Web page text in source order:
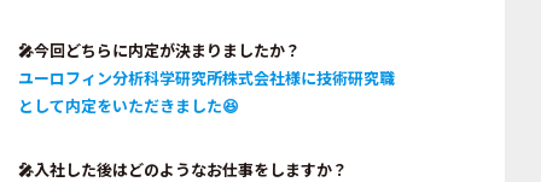
🎤今回どちらに内定が決まりましたか？
ユーロフィン分析科学研究所株式会社様に技術研究職
として内定をいただきました😆
🎤入社した後はどのようなお仕事をしますか？